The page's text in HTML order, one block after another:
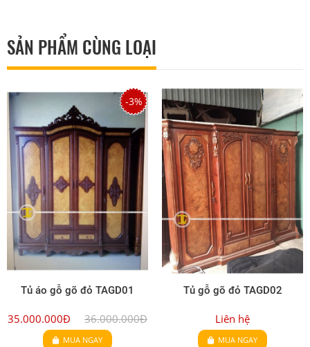
SẢN PHẨM CÙNG LOẠI
-3%
Tủ áo gỗ gõ đỏ TAGD01
35.000.000Đ 36.000.000Đ
MUA NGAY
Tủ gỗ gõ đỏ TAGD02
Liên hệ
MUA NGAY